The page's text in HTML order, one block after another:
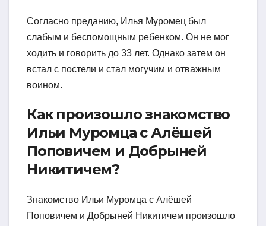
Согласно преданию, Илья Муромец был
слабым и беспомощным ребенком. Он не мог
ходить и говорить до 33 лет. Однако затем он
встал с постели и стал могучим и отважным
воином.
Как произошло знакомство
Ильи Муромца с Алёшей
Поповичем и Добрыней
Никитичем?
Знакомство Ильи Муромца с Алёшей
Поповичем и Добрыней Никитичем произошло